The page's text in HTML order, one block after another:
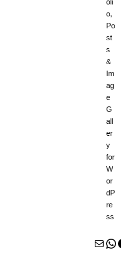
Hinweis: Ihre Angaben werden
Anfrage erhoben und
Bearbeitung löschen wir Ihre
Einwilligung widerrufen, senden
post@bvs-uchte.de Weitere
erhalten Sie in unserer
E-Mail WhatsApp